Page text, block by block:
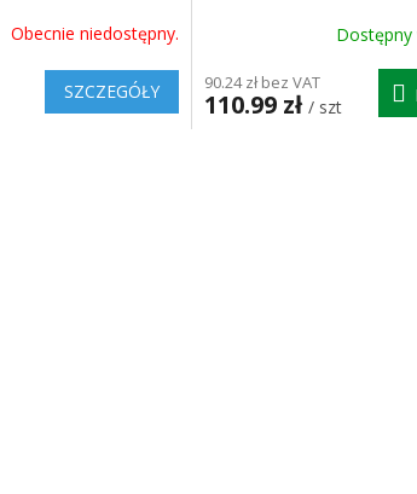
Obecnie niedostępny.
SZCZEGÓŁY
Dostępny
90.24 zł bez VAT
110.99 zł / szt